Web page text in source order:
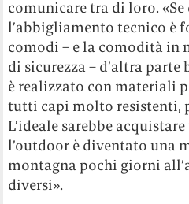
comunicare tra di loro. «Se
l’abbigliamento tecnico è
comodi – e la comodità in
di sicurezza – d’altra parte
è realizzato con materiali
tutti capi molto resistenti,
L’ideale sarebbe
l’outdoor è diventato una
montagna pochi giorni
diversi».